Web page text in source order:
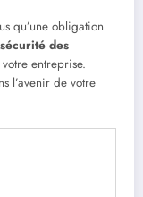
qu’une obligation
sécurité des
entreprise.
l’avenir de votre